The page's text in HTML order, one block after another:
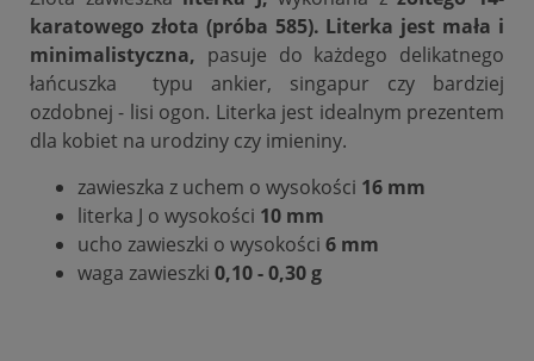
karatowego złota (próba 585). Literka jest mała i
minimalistyczna, pasuje do każdego delikatnego
łańcuszka typu ankier, singapur czy bardziej
ozdobnej - lisi ogon. Literka jest idealnym prezentem
dla kobiet na urodziny czy imieniny.
zawieszka z uchem o wysokości 16 mm
literka J o wysokości 10 mm
ucho zawieszki o wysokości 6 mm
waga zawieszki 0,10 - 0,30 g